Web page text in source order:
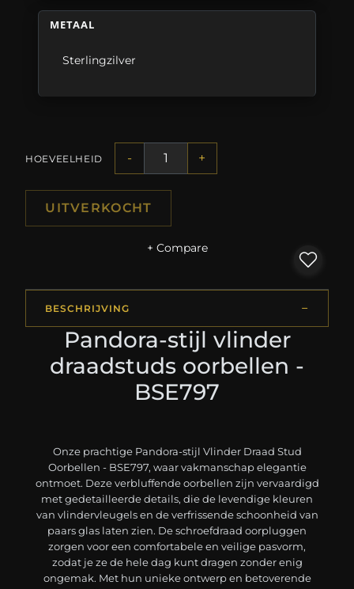
METAAL
Sterlingzilver
HOEVEELHEID - +
UITVERKOCHT
+ Compare
BESCHRIJVING
Pandora-stijl vlinder
draadstuds oorbellen -
BSE797
Onze prachtige Pandora-stijl Vlinder Draad Stud
Oorbellen - BSE797, waar vakmanschap elegantie
ontmoet. Deze verbluffende oorbellen zijn vervaardigd
met gedetailleerde details, die de levendige kleuren
van vlindervleugels en de verfrissende schoonheid van
paars glas laten zien. De schroefdraad oorpluggen
zorgen voor een comfortabele en veilige pasvorm,
zodat je ze de hele dag kunt dragen zonder enig
ongemak. Met hun unieke ontwerp en betoverende